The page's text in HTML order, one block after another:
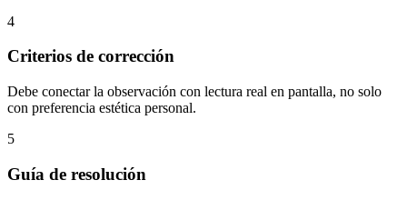
4
Criterios de corrección
Debe conectar la observación con lectura real en pantalla, no solo
con preferencia estética personal.
5
Guía de resolución